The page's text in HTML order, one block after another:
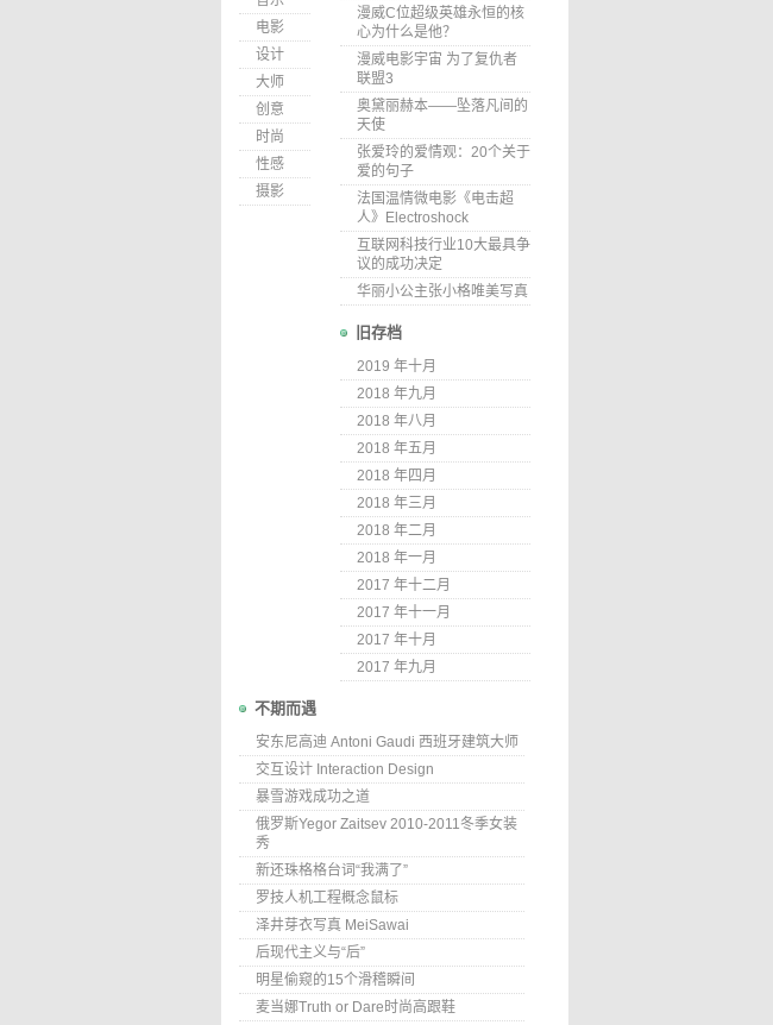
电影
设计
大师
创意
时尚
性感
摄影
漫威C位超级英雄永恒的核
心为什么是他？
漫威电影宇宙 为了复仇者
联盟3
奥黛丽赫本——坠落凡间的
天使
张爱玲的爱情观：20个关于
爱的句子
法国温情微电影《电击超
人》Electroshock
互联网科技行业10大最具争
议的成功决定
华丽小公主张小格唯美写真
旧存档
2019 年十月
2018 年九月
2018 年八月
2018 年五月
2018 年四月
2018 年三月
2018 年二月
2018 年一月
2017 年十二月
2017 年十一月
2017 年十月
2017 年九月
不期而遇
安东尼高迪 Antoni Gaudi 西班牙建筑大师
交互设计 Interaction Design
暴雪游戏成功之道
俄罗斯Yegor Zaitsev 2010-2011冬季女装
秀
新还珠格格台词“我满了”
罗技人机工程概念鼠标
泽井芽衣写真 MeiSawai
后现代主义与“后”
明星偷窥的15个滑稽瞬间
麦当娜Truth or Dare时尚高跟鞋